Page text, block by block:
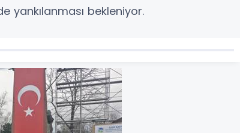
yankılanması bekleniyor.